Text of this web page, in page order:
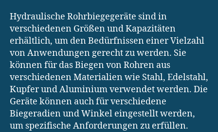
Hydraulische Rohrbiegegeräte sind in
verschiedenen Größen und Kapazitäten
erhältlich, um den Bedürfnissen einer Vielzahl
von Anwendungen gerecht zu werden. Sie
können für das Biegen von Rohren aus
verschiedenen Materialien wie Stahl, Edelstahl,
Kupfer und Aluminium verwendet werden. Die
Geräte können auch für verschiedene
Biegeradien und Winkel eingestellt werden,
um spezifische Anforderungen zu erfüllen.